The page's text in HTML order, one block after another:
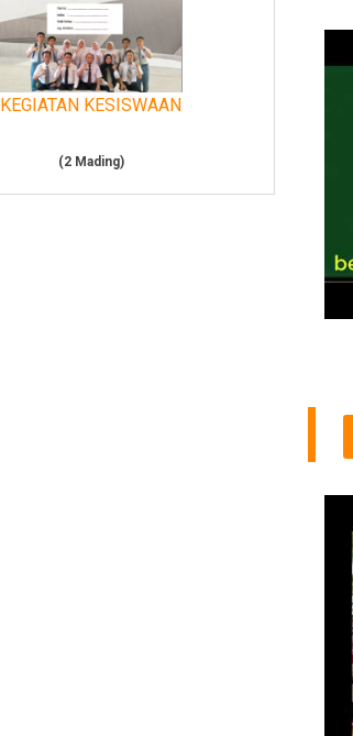
KEGIATAN KESISWAAN
(2 Mading)